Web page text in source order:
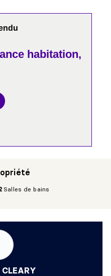
habitation,
Salles de bains